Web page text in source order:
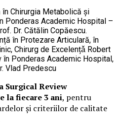
în Chirurgia Metabolică și
Ponderas Academic Hospital –
Dr. Cătălin Copăescu.
în Protezare Articulară, în
Chirurg de Excelențǎ Robert
Ponderas Academic Hospital,
Vlad Predescu
Surgical Review
la fiecare 3 ani, pentru
și criteriilor de calitate